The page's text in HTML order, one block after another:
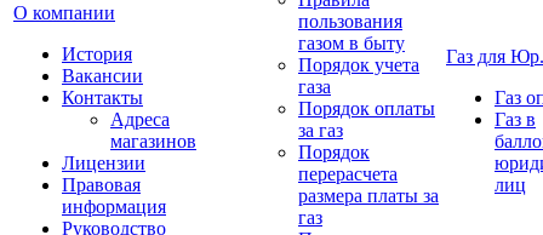
О компании
История
Вакансии
Контакты
Адреса
магазинов
Лицензии
Правовая
информация
Руководство
пользования
газом в быту
Порядок учета
газа
Порядок оплаты
за газ
Порядок
перерасчета
размера платы за
газ
Газ для
Газ
Газ в
лиц